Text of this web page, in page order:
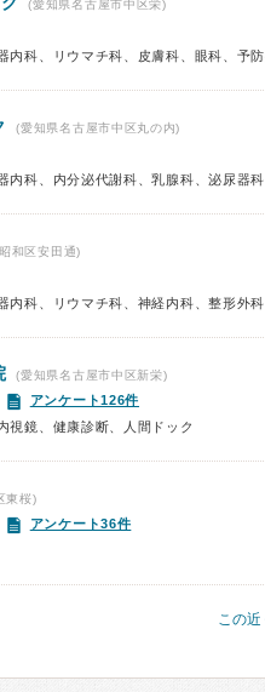
(愛知県名古屋市中区栄)
内科、リウマチ科、皮膚科、眼科、予
(愛知県名古屋市中区丸の内)
和区安田通)
(愛知県名古屋市中区新栄)
アンケート126件
視鏡、健康診断、人間ドック
東桜)
アンケート36件
この